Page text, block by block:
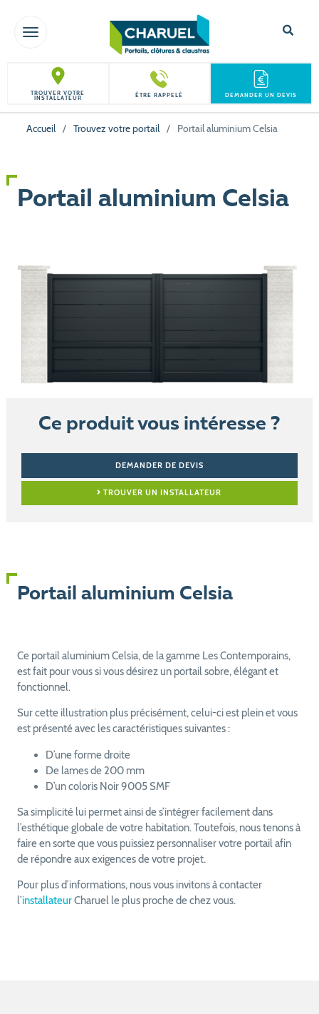
TOGGLE NAVIGATION
TROUVER VOTRE
INSTALLATEUR ÊTRE RAPPELÉ DEMANDER UN DEVIS
Accueil / Trouvez votre portail / Portail aluminium Celsia
Portail aluminium Celsia
Ce produit vous intéresse ?
DEMANDER DE DEVIS
TROUVER UN INSTALLATEUR
Portail aluminium Celsia
Ce portail aluminium Celsia, de la gamme Les Contemporains,
est fait pour vous si vous désirez un portail sobre, élégant et
fonctionnel.
Sur cette illustration plus précisément, celui-ci est plein et vous
est présenté avec les caractéristiques suivantes :
D’une forme droite
De lames de 200 mm
D’un coloris Noir 9005 SMF
Sa simplicité lui permet ainsi de s’intégrer facilement dans
l’esthétique globale de votre habitation. Toutefois, nous tenons à
faire en sorte que vous puissiez personnaliser votre portail afin
de répondre aux exigences de votre projet.
Pour plus d’informations, nous vous invitons à contacter
l’installateurCharuel le plus proche de chez vous.